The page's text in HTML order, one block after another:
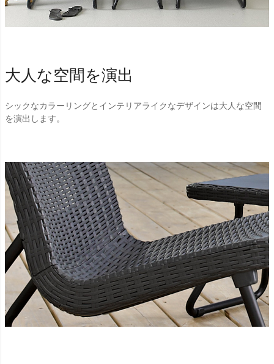
大人な空間を演出
シックなカラーリングとインテリアライクなデザインは大人な空間
を演出します。